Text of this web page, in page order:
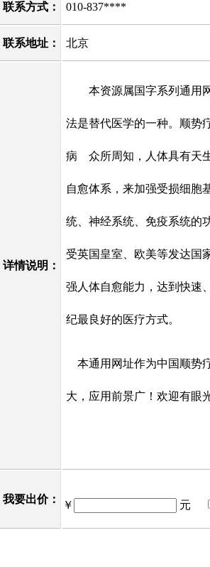
联系方式： 010-837****
联系地址： 北京
详情说明：
本资源属国字系列通用网
法是替代医学的一种。顺势
病 众所周知，人体具有天
自愈体系，来加强受损细胞
统、神经系统、免疫系统的
受英国皇室、欧美等发达国
强人体自愈能力，达到快速
纪最良好的医疗方式。
本通用网址作为中国顺势
大，应用前景广！欢迎有眼
我要出价： ￥ 元